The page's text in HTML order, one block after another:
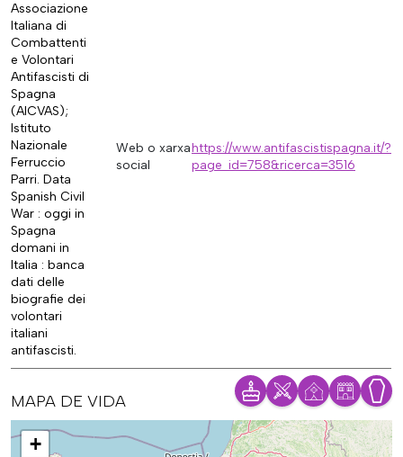
Associazione
Italiana di
Combattenti
e Volontari
Antifascisti di
Spagna
(AICVAS);
Istituto
Nazionale
Ferruccio
Parri. Data
Spanish Civil
War : oggi in
Spagna
domani in
Italia : banca
dati delle
biografie dei
volontari
italiani
antifascisti.
Web o xarxa
social
https://www.antifascistispagna.it/?
page_id=758&ricerca=3516
MAPA DE VIDA
Mapa
+